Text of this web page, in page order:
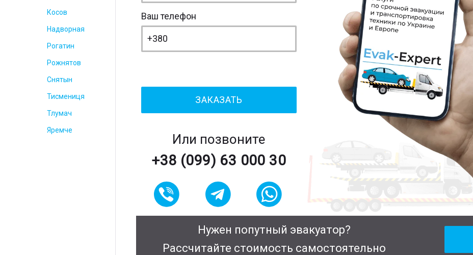
Косов
Надворная
Рогатин
Рожнятов
Снятын
Тисмениця
Тлумач
Яремче
Ваш телефон
Или позвоните
+38 (099) 63 000 30
Нужен попутный эвакуатор?
Рассчитайте стоимость самостоятельно